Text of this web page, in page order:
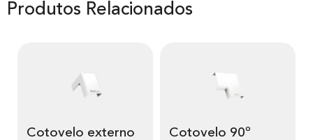
Produtos Relacionados
Cotovelo externo
Cotovelo 90º